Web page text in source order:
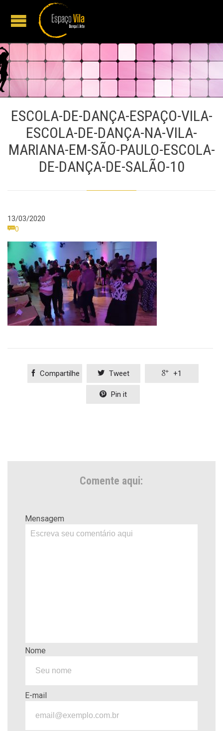
ESCOLA-DE-DANÇA-ESPAÇO-VILA-
ESCOLA-DE-DANÇA-NA-VILA-
MARIANA-EM-SÃO-PAULO-ESCOLA-
DE-DANÇA-DE-SALÃO-10
13/03/2020
0
 Compartilhe  Tweet  +1
 Pin it
Comente aqui:
Mensagem
Nome
E-mail